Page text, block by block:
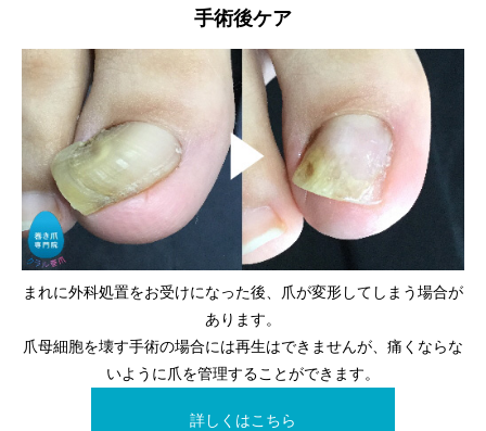
手術後ケア
まれに外科処置をお受けになった後、爪が変形してしまう場合が
あります。
爪母細胞を壊す手術の場合には再生はできませんが、痛くならな
いように爪を管理することができます。
詳しくはこちら